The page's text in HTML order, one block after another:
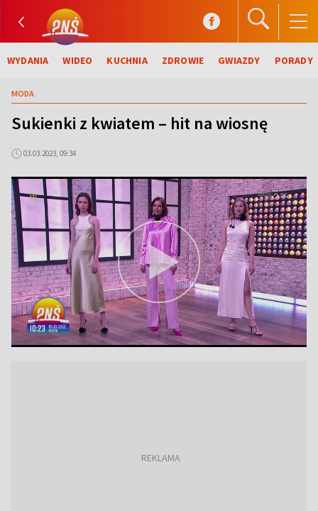
WYDANIA WIDEO KUCHNIA ZDROWIE GWIAZDY PORADY
MODA
Sukienki z kwiatem – hit na wiosnę
03.03.2023, 09:34